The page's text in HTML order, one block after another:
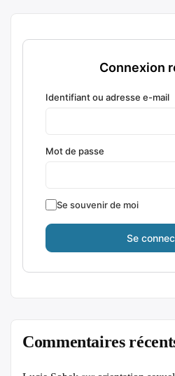
Connexion
Identifiant ou adresse e-mail
Mot de passe
Se souvenir de moi
Commentaires